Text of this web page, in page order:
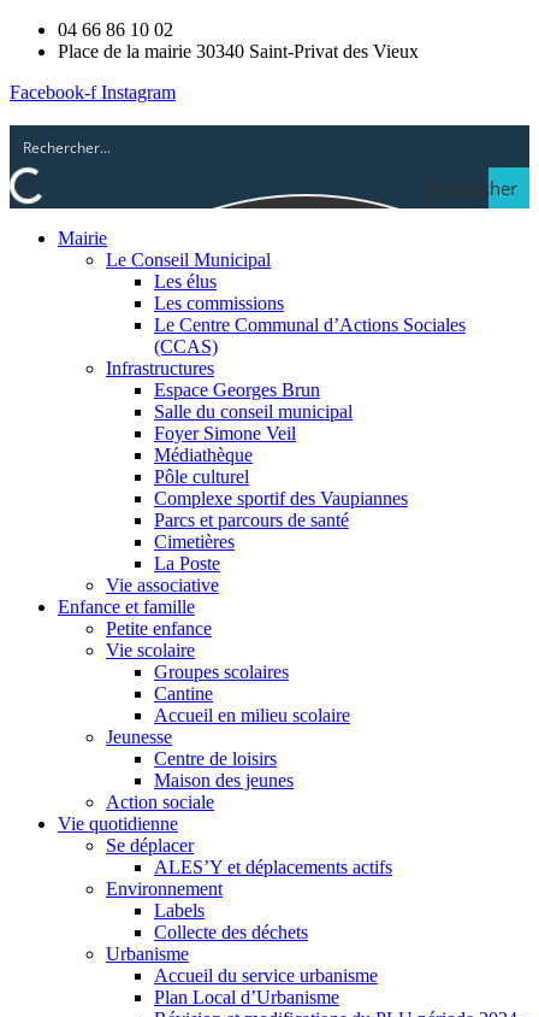
04 66 86 10 02
Place de la mairie 30340 Saint-Privat des Vieux
Facebook-f Instagram
Rechercher
Mairie
Le Conseil Municipal
Les élus
Les commissions
Le Centre Communal d’Actions Sociales
(CCAS)
Infrastructures
Espace Georges Brun
Salle du conseil municipal
Foyer Simone Veil
Médiathèque
Pôle culturel
Complexe sportif des Vaupiannes
Parcs et parcours de santé
Cimetières
La Poste
Vie associative
Enfance et famille
Petite enfance
Vie scolaire
Groupes scolaires
Cantine
Accueil en milieu scolaire
Jeunesse
Centre de loisirs
Maison des jeunes
Action sociale
Vie quotidienne
Se déplacer
ALES’Y et déplacements actifs
Environnement
Labels
Collecte des déchets
Urbanisme
Accueil du service urbanisme
Plan Local d’Urbanisme